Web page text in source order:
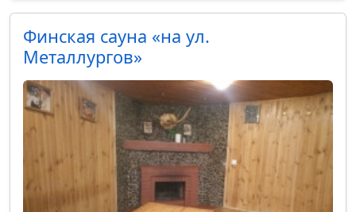
Финская сауна «на ул.
Металлургов»